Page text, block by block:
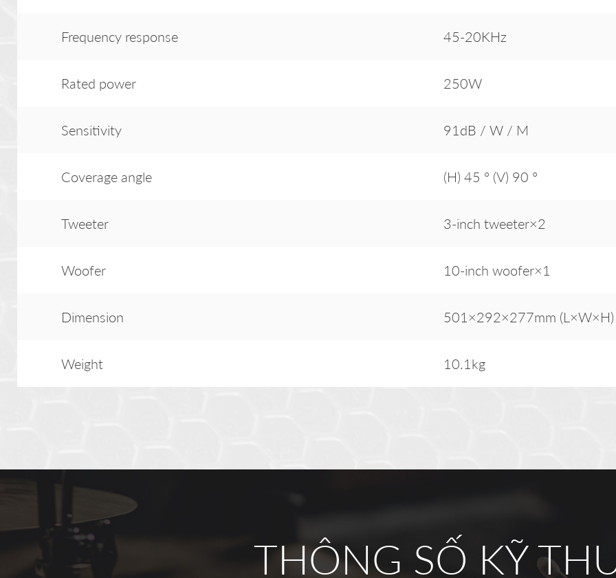
Frequency response 45-20KHz
Rated power 250W
Sensitivity 91dB / W / M
Coverage angle (H) 45 ° (V) 90 °
Tweeter 3-inch tweeter×2
Woofer 10-inch woofer×1
Dimension 501×292×277mm (L×W×H)
Weight 10.1kg
THÔNG SỐ KỸ